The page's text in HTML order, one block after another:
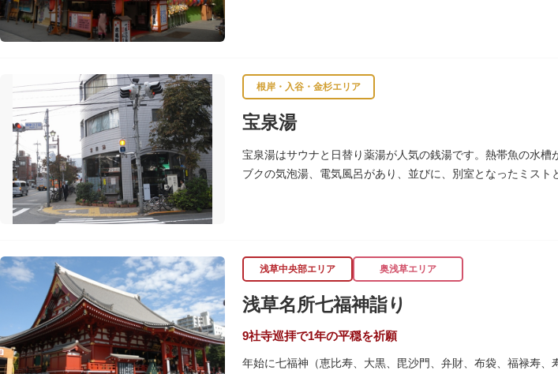
根岸・入谷・金杉エリア
宝泉湯
宝泉湯はサウナと日替り薬湯が人気の銭湯です。熱帯魚の水
ブクの気泡湯、電気風呂があり、並びに、別室となったミス
浅草中央部エリア 奥浅草エリア
浅草名所七福神詣り
9社寺巡拝で1年の平穏を祈願
年始に七福神（恵比寿、大黒、毘沙門、弁財、布袋、福禄寿